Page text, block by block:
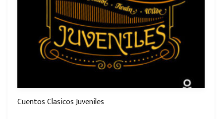
Cuentos Clasicos Juveniles